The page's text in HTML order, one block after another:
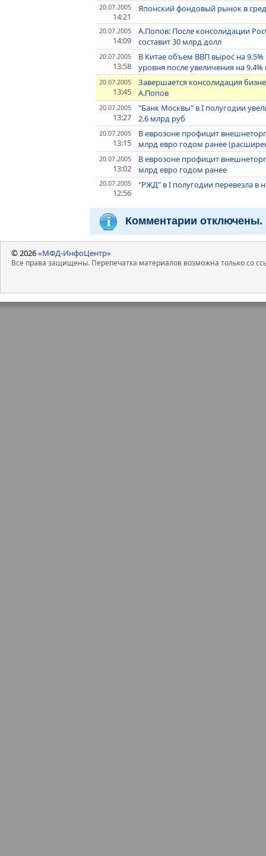
20.07.2005
14:21
Японский фондовый рынок в
20.07.2005
14:09
А.Попов: После консолидации
составит 30 млрд долл
20.07.2005
13:58
В Китае объем ВВП вырос на
уровня после увеличения на 9.4%
20.07.2005
13:45
Завершается консолидация
А.Попов
20.07.2005
13:27
"Банк Москвы" в I полугодии
2.6 млрд руб
20.07.2005
13:15
В еврозоне профицит
млрд евро годом ранее
20.07.2005
13:02
В еврозоне профицит
млрд евро годом ранее
20.07.2005
12:56
"РЖД" в I полугодии перевезла в
Комментарии отключены.
© 2026«МФД-ИнфоЦентр»
Все права защищены. Перепечатка материалов возможна только со